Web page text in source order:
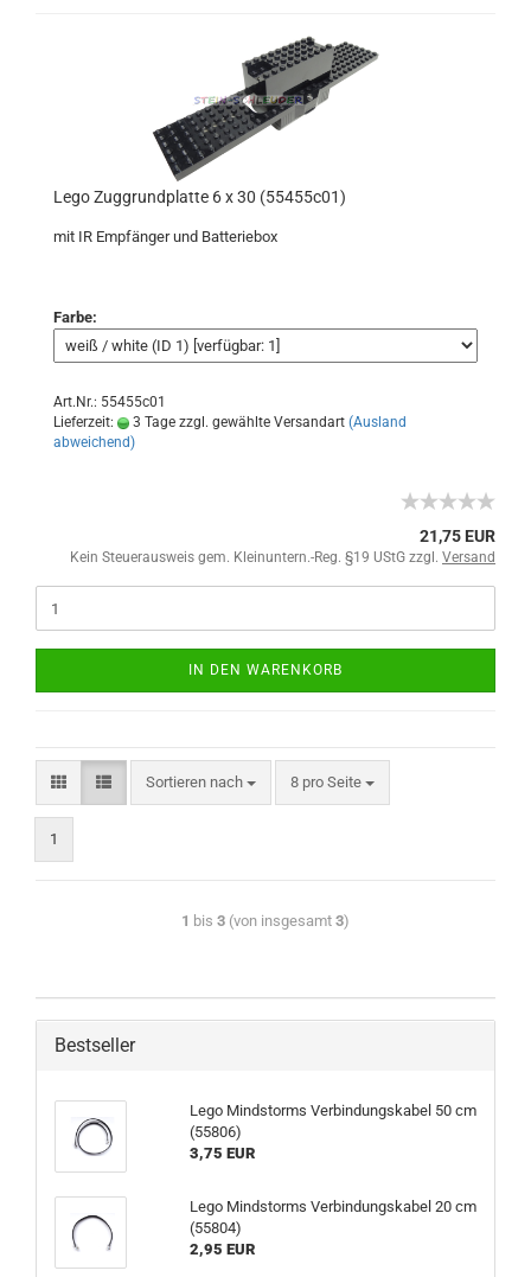
Lego Zuggrundplatte 6 x 30 (55455c01)
mit IR Empfänger und Batteriebox
Farbe:
Art.Nr.: 55455c01
Lieferzeit:
3 Tage zzgl. gewählte Versandart (Ausland
abweichend)
21,75 EUR
Kein Steuerausweis gem. Kleinuntern.-Reg. §19 UStG zzgl. Versand
IN DEN WARENKORB
Sortieren nach 8 pro Seite
1
1 bis 3 (von insgesamt 3)
Bestseller
Lego Mindstorms Verbindungskabel 50 cm
(55806)
3,75 EUR
Lego Mindstorms Verbindungskabel 20 cm
(55804)
2,95 EUR